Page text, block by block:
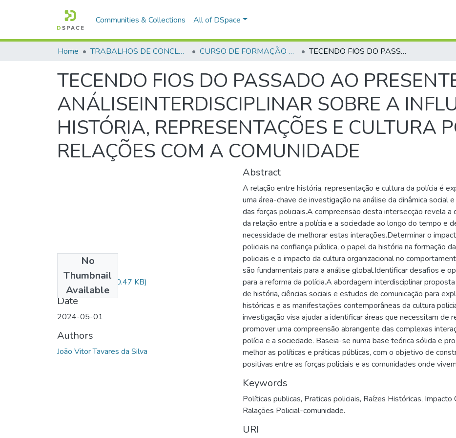
Communities & Collections All of DSpace
Home TRABALHOS DE CONCLUSÃO DE CURSO - CFP (CURSO DE FORMAÇÃO DE PRAÇAS) CURSO DE FORMAÇÃO DE PRAÇAS - CFP - 2024 TECENDO FIOS DO PASSADO AO PRESENTE: UMA ANÁLISEINTERDISCIPLINAR SOBRE A INFLUÊNCIA DA HISTÓRIA, REPRESENTAÇÕES E CULTURA POLICIAL NAS RELAÇÕES COM A COMUNIDADE
TECENDO FIOS DO PASSADO AO
ANÁLISEINTERDISCIPLINAR SOBRE A
HISTÓRIA, REPRESENTAÇÕES E CULTURA
RELAÇÕES COM A COMUNIDADE
No
Thumbnail
Available
tavares 3.pdf(190.47 KB)
Date
2024-05-01
Authors
João Vitor Tavares da Silva
Abstract
A relação entre história, representação e cultura da polícia é
uma área-chave de investigação na análise da dinâmica social
das forças policiais.A compreensão desta intersecção revela a
da relação entre a polícia e a sociedade ao longo do tempo e
necessidade de melhorar estas interações.Determinar o
policiais na confiança pública, o papel da história na formação
policiais e o impacto da cultura organizacional no
são fundamentais para a análise global.Identificar desafios e
para a reforma da polícia.A abordagem interdisciplinar
de história, ciências sociais e estudos de comunicação para
históricas e as manifestações contemporâneas da cultura
investigação visa ajudar a identificar áreas que necessitam de
promover uma compreensão abrangente das complexas
polícia e a sociedade. Baseia-se numa base teórica sólida e
melhor as políticas e práticas públicas, com o objetivo de
positivas entre as forças policiais e as comunidades onde
Keywords
Políticas publicas, Praticas policiais, Raízes Históricas, Impacto
Ralações Policial-comunidade.
URI